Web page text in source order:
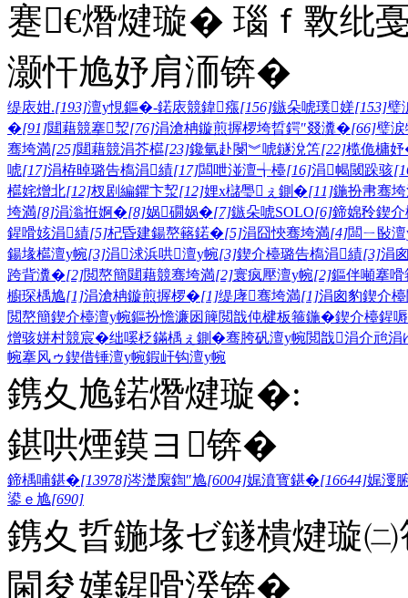
蹇€熸煡璇� 瑙ｆ斁纰
灏忓尯妤肩洏锛�
缇庡姏.[193]澶у悓鏂�-鍩庡競鍏瘬[156]鏃朵唬璞嫅[153]璧
�[91]閮藉競搴洯[76]涓滄柟鏇煎搱椤垮晢鍔″叕瀵�[66]璧
骞垮満[25]閮藉競涓芥櫙[23]鑱氫赴閿︾唬鐩涗笘[22]榄佹槦
唬[17]涓栫晫璐告槗涓績[17]闆呭湴澶╅檯[16]涓幆閾跺骇
櫙姹熷北[12]杈剧編鑺卞洯[12]娌х櫧璺ぇ鍘�[11]鍦扮帇骞
垮満[8]涓滃拰婀�[8]娲礀娲�[7]鏃朵唬SOLO[6]鍗婂矝鍥
鍟嗗姟涓績[5]杞昏建鍚嶅簵鍩�[5]涓囧悏骞垮満[4]闆ㄧ敯
鍚堟櫙澶у帵[3]涓浗浜哄澶у帵[3]鍥介檯璐告槗涓績[3]涓
跨背瀵�[2]閲嶅簡閮藉競骞垮満[2]寰疯壓澶у帵[2]鏂伴噸搴
櫥琛楀尯[1]涓滄柟鏇煎搱椤�[1]缇庨骞垮満[1]涓囪豹鍥介
閲嶅簡鍥介檯澶у帵鏂扮憺濂囦簲閲戠伅楗板箍鍦�鍥介檯鍟
熷骇姘村競宸�绌嗘柉鏋楀ぇ鍘�骞胯矾澶у帵閲戠涓介兘涓
帵搴风ゥ鍥借锤澶у帵鍜屽钩澶у帵
鎸夊尯鍩熸煡璇�:
鍖哄煙鏌ヨ锛�
鍗楀哺鍖�[13978]涔濋緳鍧″尯[6004]娓濆寳鍖�[16644]娓濅
鍙ｅ尯[690]
鎸夊晢鍦堟ゼ鐩樻煡璇
閫夋嫨鍟嗗湀锛�